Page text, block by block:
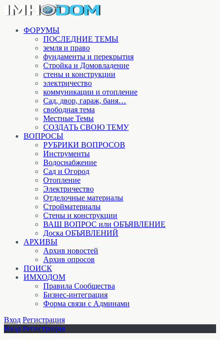
ФОРУМЫ
ПОСЛЕДНИЕ ТЕМЫ
земля и право
фундаменты и перекрытия
Стройка и Домовладение
стены и конструкции
электричество
коммуникации и отопление
Cад, двор, гараж, баня…
свободная тема
Местные Темы
СОЗДАТЬ СВОЮ ТЕМУ
ВОПРОСЫ
РУБРИКИ ВОПРОСОВ
Инструменты
Водоснабжение
Сад и Огород
Отопление
Электричество
Отделочные материалы
Стройматериалы
Стены и конструкции
ВАШ ВОПРОС или ОБЪЯВЛЕНИЕ
Доска ОБЪЯВЛЕНИЙ
АРХИВЫ
Архив новостей
Архив опросов
ПОИСК
ИМХОДОМ
Правила Сообщества
Бизнес-интеграция
Форма связи с Админами
Вход Регистрация
Вход Регистрация